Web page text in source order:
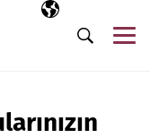
Seçili dil
TR
Arama